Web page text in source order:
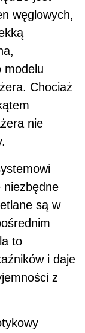
węglowych,
modelu
Chociaż
nie
niezbędne
są w
to
i daje
z